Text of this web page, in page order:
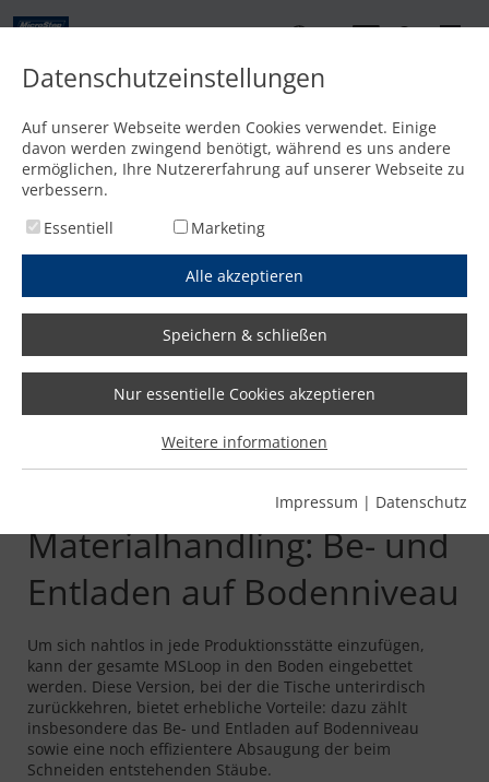
Startseite /Features/Bequemes Materialhandling: Be- und Entladen auf Bodenniveau
Materialhandling: Be- und
Entladen auf Bodenniveau
Um sich nahtlos in jede Produktionsstätte einzufügen,
kann der gesamte MSLoop in den Boden eingebettet
werden. Diese Version, bei der die Tische unterirdisch
zurückkehren, bietet erhebliche Vorteile: dazu zählt
insbesondere das Be- und Entladen auf Bodenniveau
sowie eine noch effizientere Absaugung der beim
Schneiden entstehenden Stäube.
Datenschutzeinstellungen
Auf unserer Webseite werden Cookies verwendet. Einige
davon werden zwingend benötigt, während es uns andere
ermöglichen, Ihre Nutzererfahrung auf unserer Webseite zu
verbessern.
Essentiell
Marketing
Alle akzeptieren
Speichern & schließen
Nur essentielle Cookies akzeptieren
Weitere informationen
Impressum | Datenschutz